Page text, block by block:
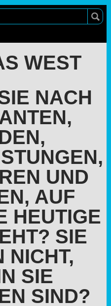
WEST
NACH
UND
AUF
HEUTIGE
SIE
NICHT,
SIE
SIND?